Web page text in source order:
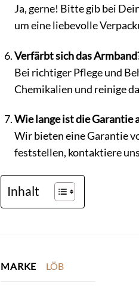
Ja, gerne! Bitte gib bei
um eine liebevolle
Verfärbt sich das
Bei richtiger Pflege und
Chemikalien und reinige
Wie lange ist die Garantie
Wir bieten eine Garantie
feststellen, kontaktiere
Inhalt
MARKE LÖB